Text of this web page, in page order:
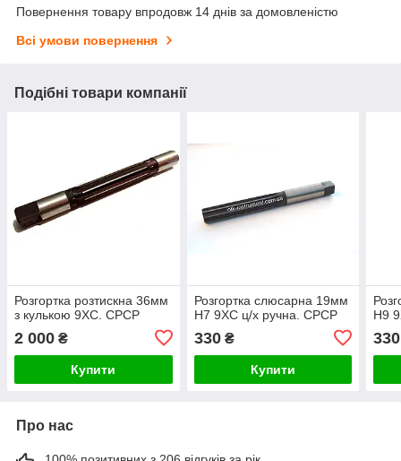
Повернення товару впродовж 14 днів за домовленістю
Всі умови повернення
Подібні товари компанії
Розгортка розтискна 36мм
з кулькою 9ХС. СРСР
2 000 ₴
Купити
Розгортка слюсарна 19мм
Н7 9ХС ц/х ручна. СРСР
330₴
Купити
Н9
330
Про нас